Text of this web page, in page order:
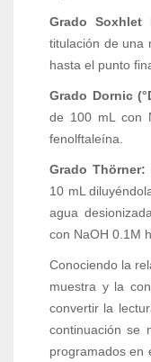
Grado Soxhlet
titulación de una
hasta el punto
Grado Dornic
de 100 mL con
fenolftaleína.
Grado Thörner:
10 mL
agua
con NaOH 0.1M
Conociendo la
muestra y la
convertir la
continuación se
programados en